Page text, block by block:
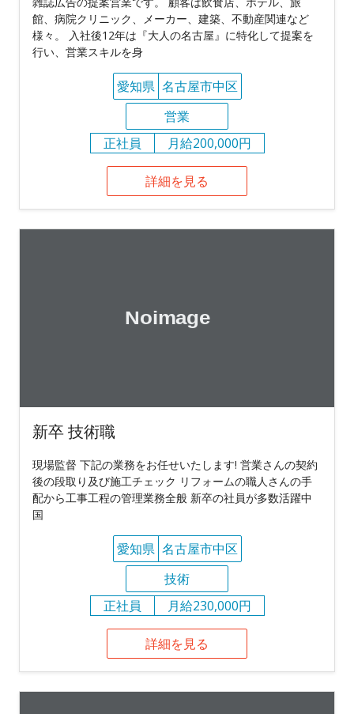
館、病院クリニック、メーカー、建築、不動産関連など
様々。 入社後12年は『大人の名古屋』に特化して提案を
行い、営業スキルを身
愛知県 名古屋市中区
営業
正社員
月給200,000円
詳細を見る
新卒 技術職
現場監督 下記の業務をお任せいたします! 営業さんの契約
後の段取り及び施工チェック リフォームの職人さんの手
配から工事工程の管理業務全般 新卒の社員が多数活躍中
国
愛知県 名古屋市中区
技術
正社員
月給230,000円
詳細を見る